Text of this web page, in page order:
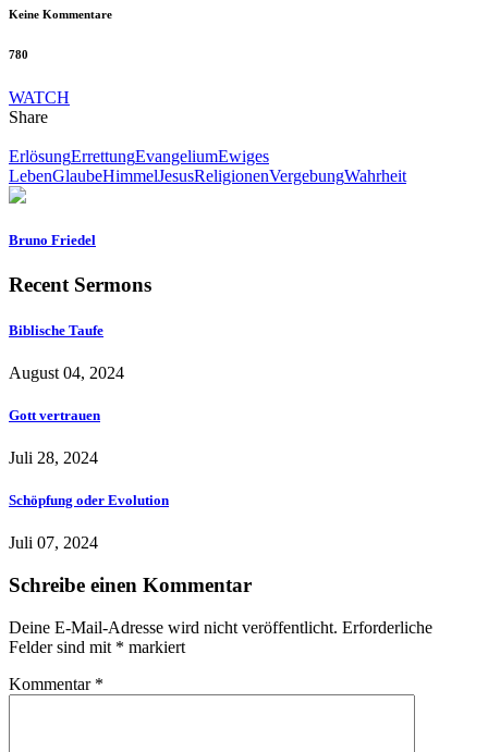
Keine Kommentare
780
WATCH
Share
ErlösungErrettungEvangeliumEwiges
LebenGlaubeHimmelJesusReligionenVergebungWahrheit
Bruno Friedel
Recent Sermons
Biblische Taufe
August 04, 2024
Gott vertrauen
Juli 28, 2024
Schöpfung oder Evolution
Juli 07, 2024
Schreibe einen Kommentar
Deine E-Mail-Adresse wird nicht veröffentlicht. Erforderliche
Felder sind mit * markiert
Kommentar *